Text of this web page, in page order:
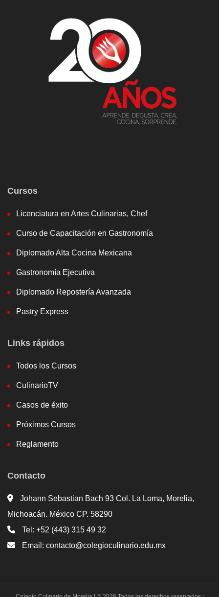
Cursos
Licenciatura en Artes Culinarias, Chef
Curso de Capacitación en Gastronomía
Diplomado Alta Cocina Mexicana
Gastronomía Ejecutiva
Diplomado Repostería Avanzada
Pastry Express
Links rápidos
Todos los Cursos
CulinarioTV
Casos de éxito
Próximos Cursos
Reglamento
Contacto
Johann Sebastian Bach 93 Col. La Loma, Morelia,
Michoacán. México CP. 58290
Tel: +52 (443) 315 49 32
Email: contacto@colegioculinario.edu.mx